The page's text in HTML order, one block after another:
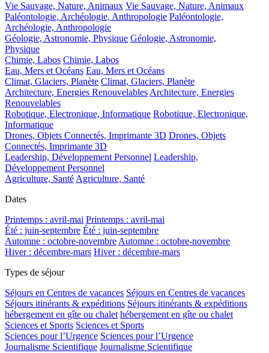
Vie Sauvage, Nature, Animaux Vie Sauvage, Nature, Animaux
Paléontologie, Archéologie, Anthropologie Paléontologie,
Archéologie, Anthropologie
Géologie, Astronomie, Physique Géologie, Astronomie,
Physique
Chimie, Labos Chimie, Labos
Eau, Mers et Océans Eau, Mers et Océans
Climat, Glaciers, Planète Climat, Glaciers, Planète
Architecture, Energies RenouvelablesArchitecture, Energies
Renouvelables
Robotique, Electronique, Informatique Robotique, Electronique,
Informatique
Drones, Objets Connectés, Imprimante 3D Drones, Objets
Connectés, Imprimante 3D
Leadership, Développement Personnel Leadership,
Développement Personnel
Agriculture, SantéAgriculture, Santé
Dates
Printemps : avril-mai Printemps : avril-mai
Été : juin-septembre Été : juin-septembre
Automne : octobre-novembreAutomne : octobre-novembre
Hiver : décembre-mars Hiver : décembre-mars
Types de séjour
Séjours en Centres de vacances Séjours en Centres de vacances
Séjours itinérants & expéditions Séjours itinérants & expéditions
hébergement en gîte ou chalet hébergement en gîte ou chalet
Sciences et Sports Sciences et Sports
Sciences pour l’Urgence Sciences pour l’Urgence
Journalisme Scientifique Journalisme Scientifique